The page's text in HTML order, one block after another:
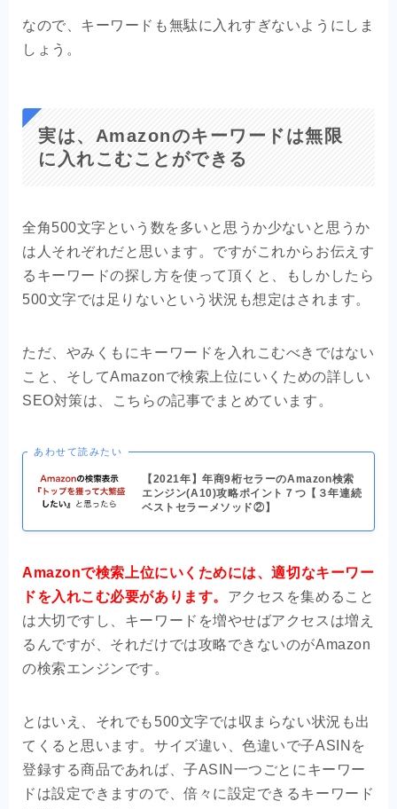
なので、キーワードも無駄に入れすぎないようにしま
しょう。
実は、Amazonのキーワードは無限
に入れこむことができる
全角500文字という数を多いと思うか少ないと思うか
は人それぞれだと思います。ですがこれからお伝えす
るキーワードの探し方を使って頂くと、もしかしたら
500文字では足りないという状況も想定はされます。
ただ、やみくもにキーワードを入れこむべきではない
こと、そしてAmazonで検索上位にいくための詳しい
SEO対策は、こちらの記事でまとめています。
あわせて読みたい
【2021年】年商9桁セラーのAmazon検索
エンジン(A10)攻略ポイント７つ【３年連続
ベストセラーメソッド②】
Amazonで検索上位にいくためには、適切なキーワー
ドを入れこむ必要があります。 アクセスを集めること
は大切ですし、キーワードを増やせばアクセスは増え
るんですが、それだけでは攻略できないのがAmazon
の検索エンジンです。
とはいえ、それでも500文字では収まらない状況も出
てくると思います。サイズ違い、色違いで子ASINを
登録する商品であれば、子ASIN一つごとにキーワー
ドは設定できますので、倍々に設定できるキーワード